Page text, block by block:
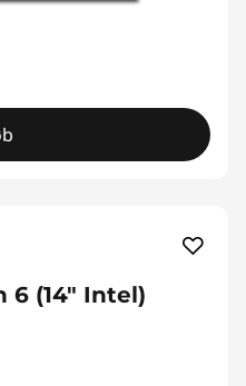
6 (14" Intel)